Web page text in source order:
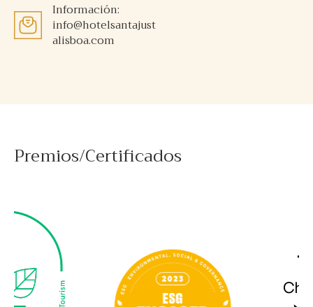
Información:
info@hotelsantajust
alisboa.com
Premios/Certificados